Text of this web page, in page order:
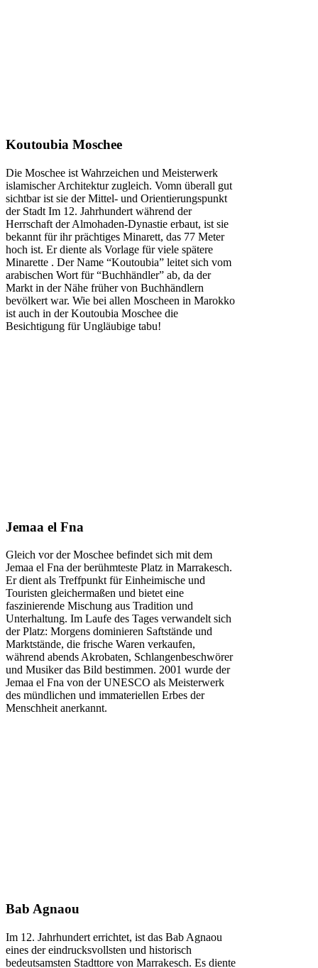
Koutoubia Moschee
Die Moschee ist Wahrzeichen und Meisterwerk
islamischer Architektur zugleich. Vomn überall gut
sichtbar ist sie der Mittel- und Orientierungspunkt
der Stadt Im 12. Jahrhundert während der
Herrschaft der Almohaden-Dynastie erbaut, ist sie
bekannt für ihr prächtiges Minarett, das 77 Meter
hoch ist. Er diente als Vorlage für viele spätere
Minarette . Der Name “Koutoubia” leitet sich vom
arabischen Wort für “Buchhändler” ab, da der
Markt in der Nähe früher von Buchhändlern
bevölkert war. Wie bei allen Moscheen in Marokko
ist auch in der Koutoubia Moschee die
Besichtigung für Ungläubige tabu!
Jemaa el Fna
Gleich vor der Moschee befindet sich mit dem
Jemaa el Fna der berühmteste Platz in Marrakesch.
Er dient als Treffpunkt für Einheimische und
Touristen gleichermaßen und bietet eine
faszinierende Mischung aus Tradition und
Unterhaltung. Im Laufe des Tages verwandelt sich
der Platz: Morgens dominieren Saftstände und
Marktstände, die frische Waren verkaufen,
während abends Akrobaten, Schlangenbeschwörer
und Musiker das Bild bestimmen. 2001 wurde der
Jemaa el Fna von der UNESCO als Meisterwerk
des mündlichen und immateriellen Erbes der
Menschheit anerkannt.
Bab Agnaou
Im 12. Jahrhundert errichtet, ist das Bab Agnaou
eines der eindrucksvollsten und historisch
bedeutsamsten Stadttore von Marrakesch. Es diente